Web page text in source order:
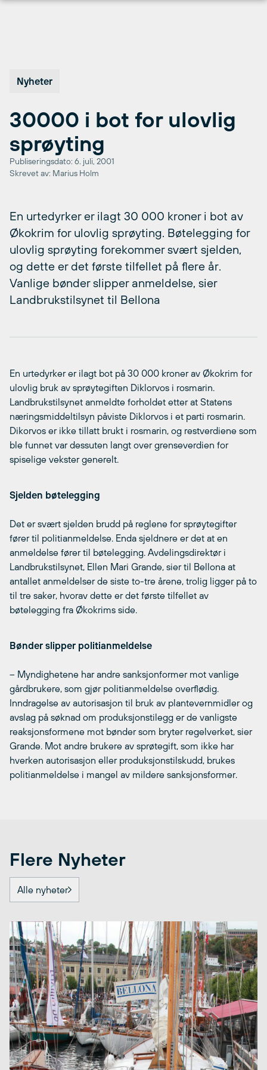
Nyheter
30000 i bot for ulovlig
sprøyting
Publiseringsdato: 6. juli, 2001
Skrevet av: Marius Holm
En urtedyrker er ilagt 30 000 kroner i bot av
Økokrim for ulovlig sprøyting. Bøtelegging for
ulovlig sprøyting forekommer svært sjelden,
og dette er det første tilfellet på flere år.
Vanlige bønder slipper anmeldelse, sier
Landbrukstilsynet til Bellona
En urtedyrker er ilagt bot på 30 000 kroner av Økokrim for
ulovlig bruk av sprøytegiften Diklorvos i rosmarin.
Landbrukstilsynet anmeldte forholdet etter at Statens
næringsmiddeltilsyn påviste Diklorvos i et parti rosmarin.
Dikorvos er ikke tillatt brukt i rosmarin, og restverdiene som
ble funnet var dessuten langt over grenseverdien for
spiselige vekster generelt.
Sjelden bøtelegging
Det er svært sjelden brudd på reglene for sprøytegifter
fører til politianmeldelse. Enda sjeldnere er det at en
anmeldelse fører til bøtelegging. Avdelingsdirektør i
Landbrukstilsynet, Ellen Mari Grande, sier til Bellona at
antallet anmeldelser de siste to-tre årene, trolig ligger på to
til tre saker, hvorav dette er det første tilfellet av
bøtelegging fra Økokrims side.
Bønder slipper politianmeldelse
– Myndighetene har andre sanksjonformer mot vanlige
gårdbrukere, som gjør politianmeldelse overflødig.
Inndragelse av autorisasjon til bruk av plantevernmidler og
avslag på søknad om produksjonstilegg er de vanligste
reaksjonsformene mot bønder som bryter regelverket, sier
Grande. Mot andre brukere av sprøtegift, som ikke har
hverken autorisasjon eller produksjonstilskudd, brukes
politianmeldelse i mangel av mildere sanksjonsformer.
Flere Nyheter
Alle nyheter